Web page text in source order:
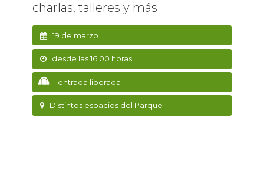
charlas, talleres y más
19 de marzo
desde las 16:00 horas
entrada liberada
Distintos espacios del Parque